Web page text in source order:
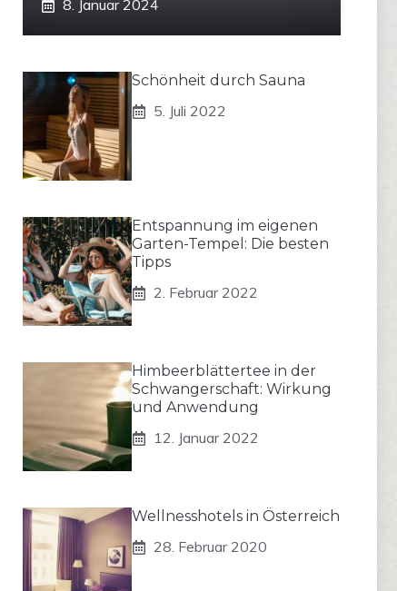
8. Januar 2024
Schönheit durch Sauna
5. Juli 2022
Entspannung im eigenen
Garten-Tempel: Die besten
Tipps
2. Februar 2022
Himbeerblättertee in der
Schwangerschaft: Wirkung
und Anwendung
12. Januar 2022
Wellnesshotels in Österreich
28. Februar 2020